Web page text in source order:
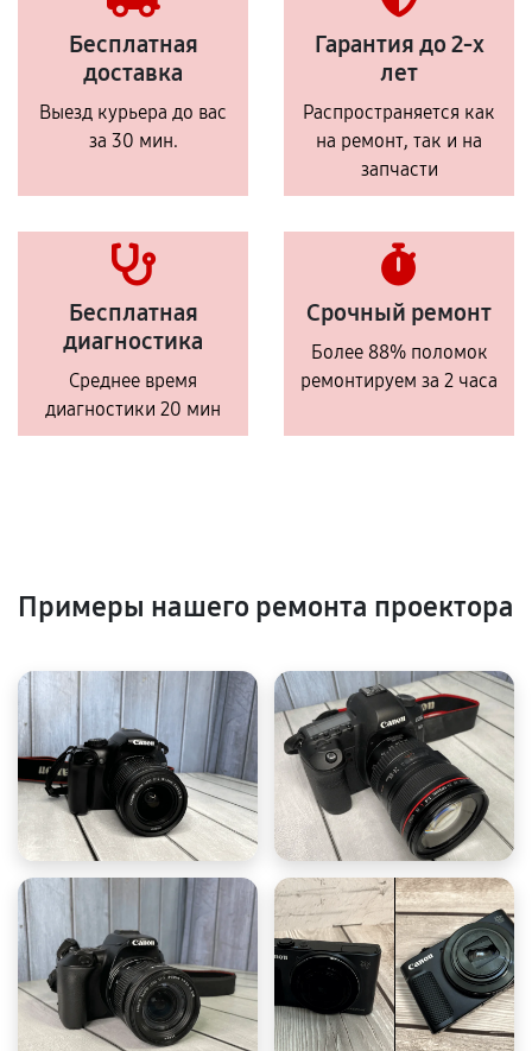
Бесплатная
доставка
Выезд курьера до вас
за 30 мин.
Гарантия до 2-х
лет
Распространяется как
на ремонт, так и на
запчасти
Бесплатная
диагностика
Среднее время
диагностики 20 мин
Срочный ремонт
Более 88% поломок
ремонтируем за 2 часа
Примеры нашего ремонта проектора